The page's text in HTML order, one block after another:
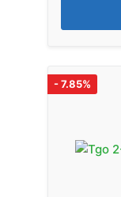
- 7.85%